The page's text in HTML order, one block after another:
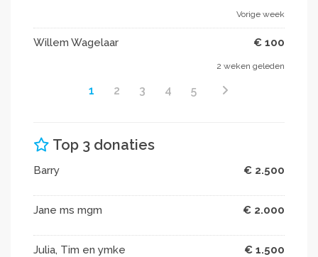
Vorige week
Willem Wagelaar € 100
2 weken geleden
1 2 3 4 5
Top 3 donaties
Barry € 2.500
Jane ms mgm € 2.000
Julia, Tim en ymke € 1.500